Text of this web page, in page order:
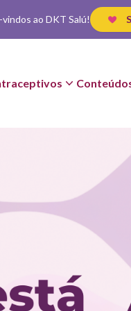
vindos ao DKT Salú!